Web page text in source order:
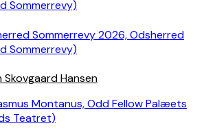
Sommerrevy 2026, Odsherred
Sommerrevy)
Skovgaard Hansen